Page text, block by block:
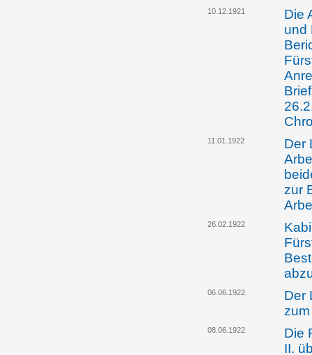
10.12.1921
Die
und
11.01.1922
Der
zur
26.02.1922
06.06.1922
Der
08.06.1922
Die
II.